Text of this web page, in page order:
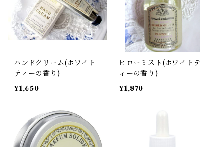
ハンドクリーム(ホワイト
ティーの香り)
¥1,650
ピローミスト(ホワイトテ
ィーの香り)
¥1,870